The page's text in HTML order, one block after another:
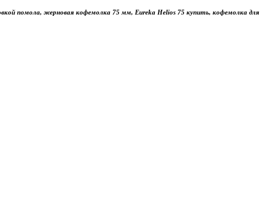
помола, жерновая кофемолка 75 мм, Eureka Helios 75 купить, кофемолка для